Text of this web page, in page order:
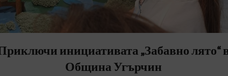
инициативата „Забавно лято“
Община Угърчин